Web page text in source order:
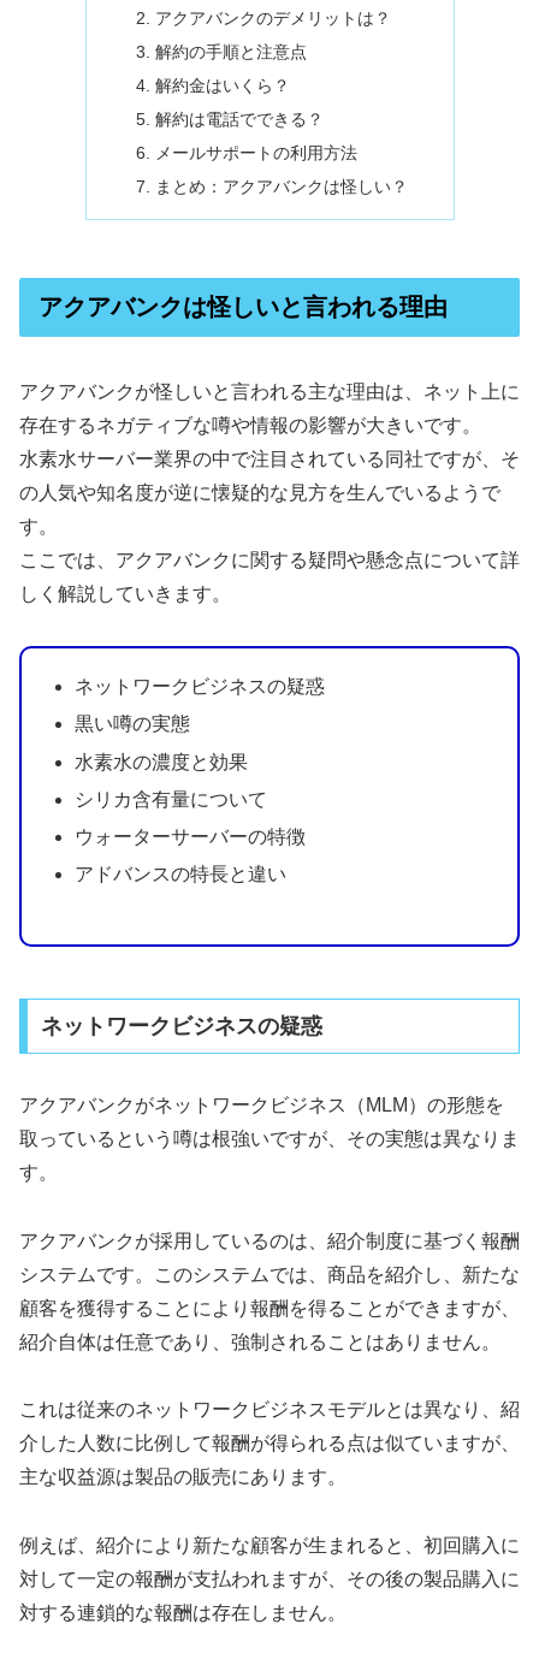
アクアバンクのデメリットは？
解約の手順と注意点
解約金はいくら？
解約は電話でできる？
メールサポートの利用方法
まとめ：アクアバンクは怪しい？
アクアバンクは怪しいと言われる理由
アクアバンクが怪しいと言われる主な理由は、ネット上に
存在するネガティブな噂や情報の影響が大きいです。
水素水サーバー業界の中で注目されている同社ですが、そ
の人気や知名度が逆に懐疑的な見方を生んでいるようで
す。
ここでは、アクアバンクに関する疑問や懸念点について詳
しく解説していきます。
ネットワークビジネスの疑惑
黒い噂の実態
水素水の濃度と効果
シリカ含有量について
ウォーターサーバーの特徴
アドバンスの特長と違い
ネットワークビジネスの疑惑
アクアバンクがネットワークビジネス（MLM）の形態を
取っているという噂は根強いですが、その実態は異なりま
す。
アクアバンクが採用しているのは、紹介制度に基づく報酬
システムです。このシステムでは、商品を紹介し、新たな
顧客を獲得することにより報酬を得ることができますが、
紹介自体は任意であり、強制されることはありません。
これは従来のネットワークビジネスモデルとは異なり、紹
介した人数に比例して報酬が得られる点は似ていますが、
主な収益源は製品の販売にあります。
例えば、紹介により新たな顧客が生まれると、初回購入に
対して一定の報酬が支払われますが、その後の製品購入に
対する連鎖的な報酬は存在しません。